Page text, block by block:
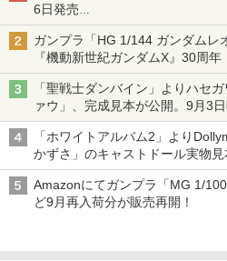
6日発売
チューバ、テナサクなど5種各3色
ガンプラ「HG 1/144 ガンダムレ
『機動新世紀ガンダムX』30周
変形機構まで再現し最新フォー
「聖戦士ダンバイン」よりハセ
ァウ」、完成見本が公開。9月3
「ホワイトアルバム2」より
かずさ」のキャストドール実物見
にて展示中
Amazonにてガンプラ「MG 1/
ど9月再入荷分が販売再開！